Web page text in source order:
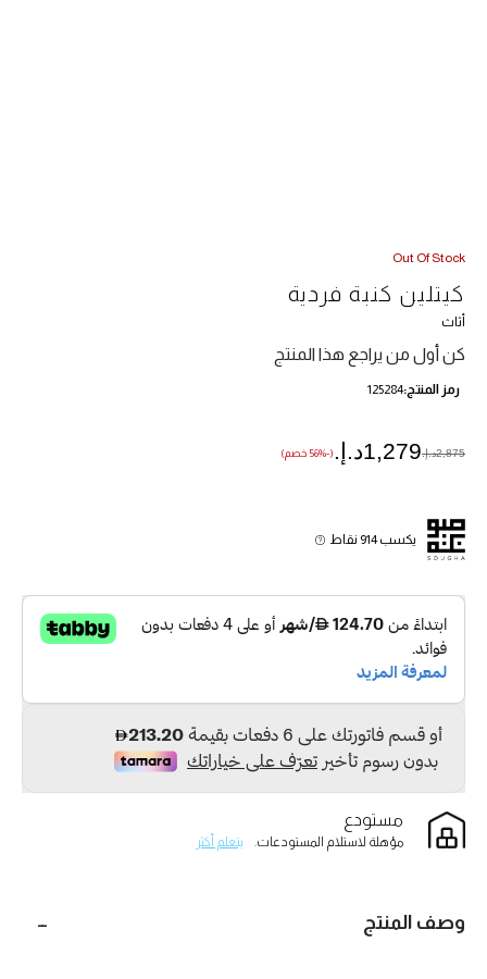
Out Of Stock
كيتلين كنبة فردية
أثاث
كن أول من يراجع هذا المنتج
رمز المنتج 125284
1,279د.إ.‏ (-56% خصم) 2,875د.إ.‏
يكسب 914 نقاط
مستودع
مؤهلة لاستلام المستودعات. يتعلم أكثر
وصف المنتج